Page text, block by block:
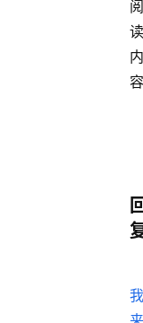
阅
读
内
容
我